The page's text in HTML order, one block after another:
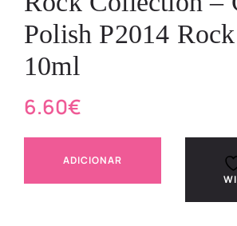
Polish P2014
10ml
6.60€
ADICIONAR